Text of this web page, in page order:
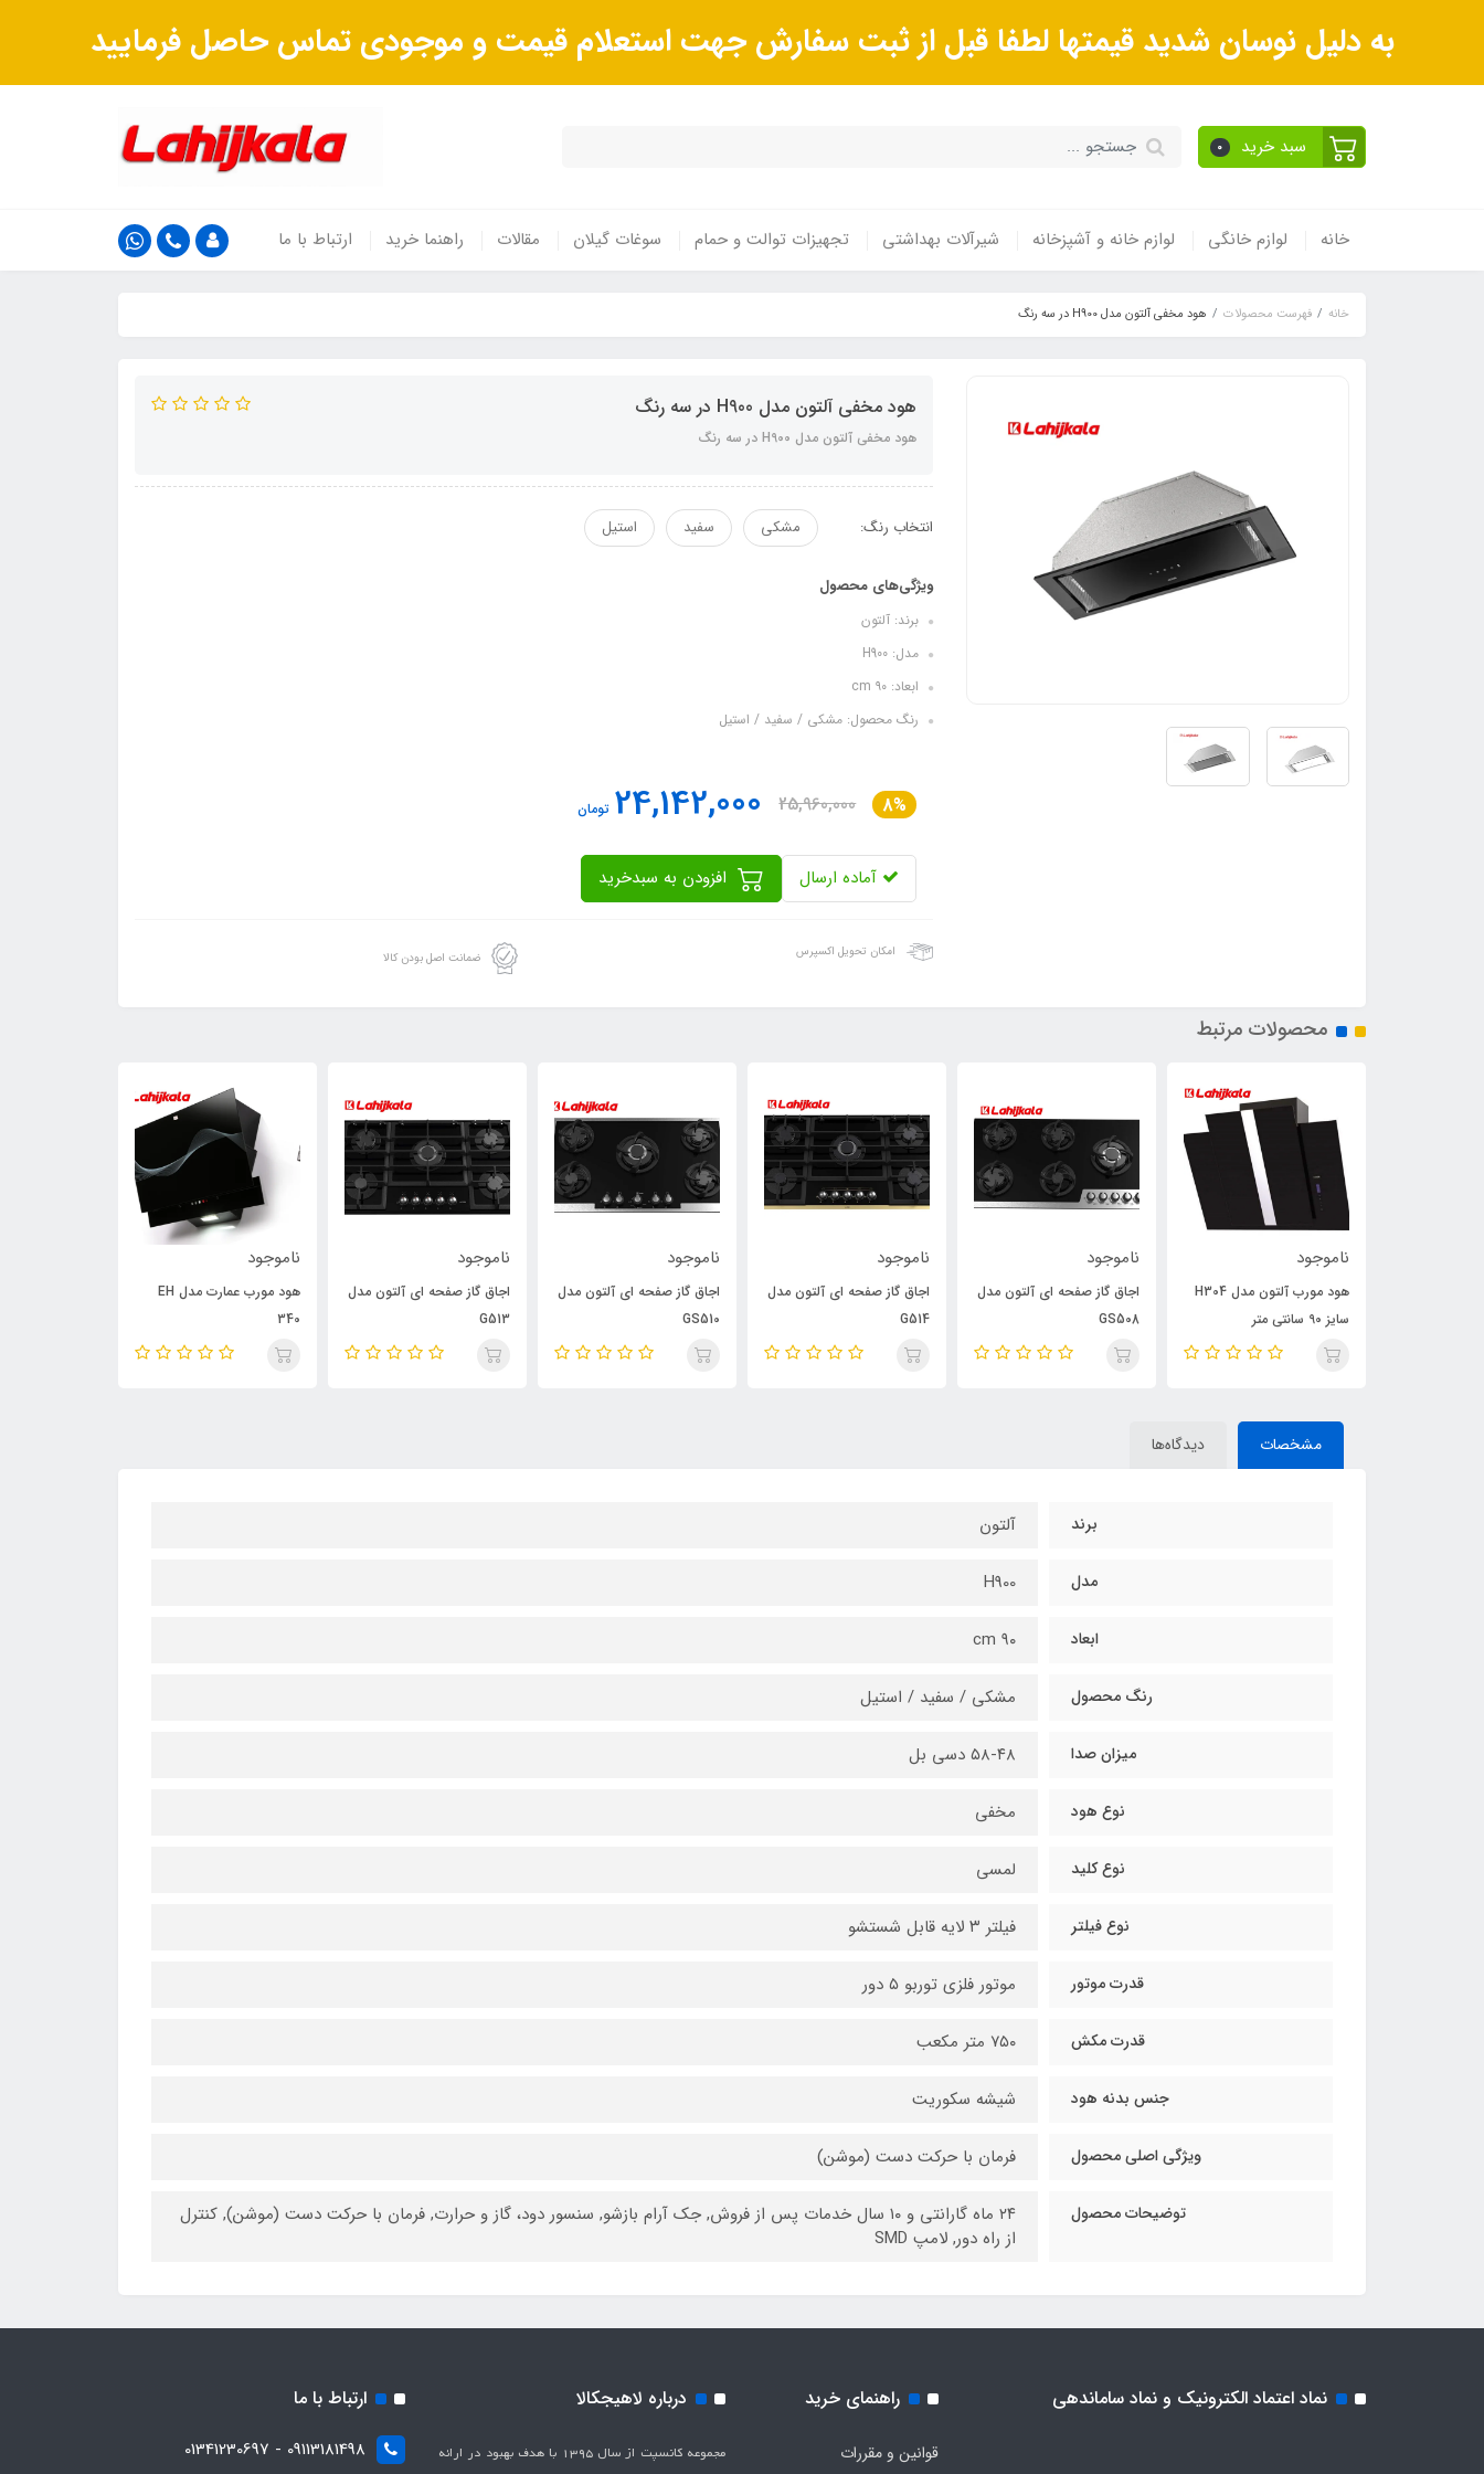
به دلیل نوسان شدید قیمتها لطفا قبل از ثبت سفارش جهت استعلام قیمت و موجودی تماس حاصل فرمایید
سبد خرید 0
خانه لوازم خانگی لوازم خانه و آشپزخانه شیرآلات بهداشتی تجهیزات توالت و حمام سوغات گیلان مقالات راهنما خرید ارتباط با ما
خانه فهرست محصولات هود مخفی آلتون مدل H900 در سه رنگ
هود مخفی آلتون مدل H900 در سه رنگ
هود مخفی آلتون مدل H900 در سه رنگ
انتخاب رنگ: مشکی سفید استیل
ویژگی‌های محصول
برند: آلتون
مدل: H900
ابعاد: ۹۰ cm
رنگ محصول: مشکی / سفید / استیل
8%
25,960,000
24,142,000 تومان
آماده ارسال
امکان تحویل اکسپرس ضمانت اصل بودن کالا
محصولات مرتبط
ناموجود
هود مورب آلتون مدل H304
سایز 90 سانتی متر
ناموجود
اجاق گاز صفحه ای آلتون مدل
GS508
ناموجود
اجاق گاز صفحه ای آلتون مدل
G514
ناموجود
اجاق گاز صفحه ای آلتون مدل
GS510
ناموجود
اجاق گاز صفحه ای آلتون مدل
G513
ناموجود
هود مورب عمارت مدل EH
340
مشخصات دیدگاه‌ها
برند آلتون
مدل H900
ابعاد ۹۰ cm
رنگ محصول مشکی / سفید / استیل
میزان صدا ۵۸-۴۸ دسی بل
نوع هود مخفی
نوع کلید لمسی
نوع فیلتر فیلتر ۳ لایه قابل شستشو
قدرت موتور موتور فلزی توربو ۵ دور
قدرت مکش ۷۵۰ متر مکعب
جنس بدنه هود شیشه سکوریت
ویژگی اصلی محصول فرمان با حرکت دست (موشن)
توضیحات محصول
۲۴ ماه گارانتی و ۱۰ سال خدمات پس از فروش, جک آرام بازشو, سنسور دود، گاز و حرارت, فرمان با حرکت دست (موشن), کنترل
از راه دور, لامپ SMD
نماد اعتماد الکترونیک و نماد ساماندهی راهنمای خرید
قوانین و مقررات
درباره لاهیجکالا
مجموعه کانسپت از سال 1395 با هدف بهبود در ارائه
ارتباط با ما
09113181498 - 01341230697